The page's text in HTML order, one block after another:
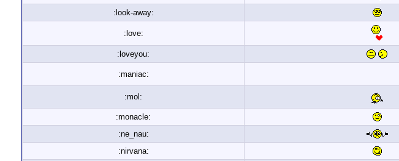
:look-away:
:love:
:loveyou:
:maniac:
:mol:
:monacle:
:ne_nau:
:nirvana: